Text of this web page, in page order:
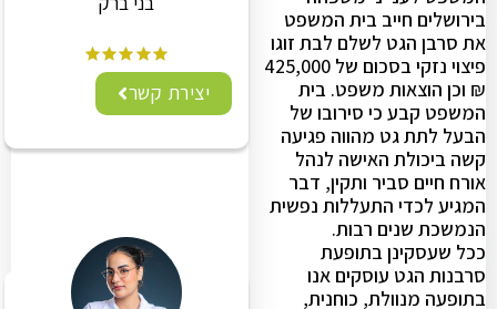
בירושלים חייב בית המשפט
את סרבן הגט לשלם לבת זוגו
פיצוי נזקי בסכום של 425,000
₪ וכן הוצאות משפט. בית
המשפט קבע כי סירובו של
הבעל לתת גט מהווה פגיעה
קשה ביכולת האישה לנהל
אורח חיים סביר ותקין, דבר
המגיע לכדי התעללות נפשית
הנמשכת שנים רבות.
ככל שעסקינן בתופעת
סרבנות הגט עוסקים אנו
בתופעה מנוולת, כוחנית,
יצירת קשר